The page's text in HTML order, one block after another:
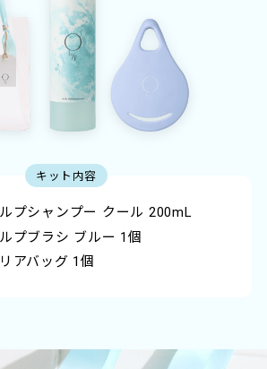
キット内容
プシャンプー クール 200mL
プブラシ ブルー 1個
アバッグ 1個